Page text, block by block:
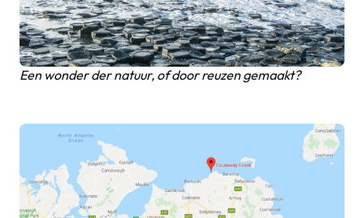
Een wonder der natuur, of door reuzen gemaakt?